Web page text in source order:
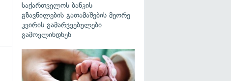
საქართველოს ბანკის
გზავნილების გათამაშების მეორე
კვირის გამარჯვებულები
გამოვლინდნენ